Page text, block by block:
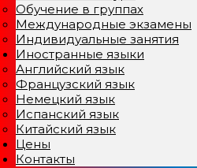
Обучение в группах
Международные экзамены
Индивидуальные занятия
Иностранные языки
Английский язык
Французский язык
Немецкий язык
Испанский язык
Китайский язык
Цены
Контакты